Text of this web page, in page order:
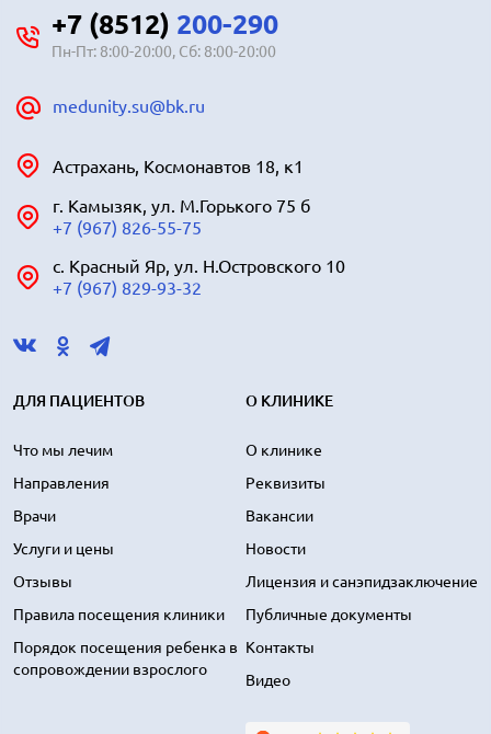
+7 (8512) 200-290
Пн-Пт: 8:00-20:00, Сб: 8:00-20:00
medunity.su@bk.ru
Астрахань, Космонавтов 18, к1
г. Камызяк, ул. М.Горького 75 б
+7 (967) 826-55-75
с. Красный Яр, ул. Н.Островского 10
+7 (967) 829-93-32
ДЛЯ ПАЦИЕНТОВ
Что мы лечим
Направления
Врачи
Услуги и цены
Отзывы
Правила посещения клиники
Порядок посещения ребенка в
сопровождении взрослого
О КЛИНИКЕ
О клинике
Реквизиты
Вакансии
Новости
Лицензия и санэпидзаключение
Публичные документы
Контакты
Видео